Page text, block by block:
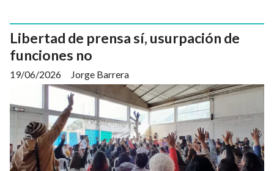
Libertad de prensa sí, usurpación de
funciones no
Jorge Barrera
19/06/2026